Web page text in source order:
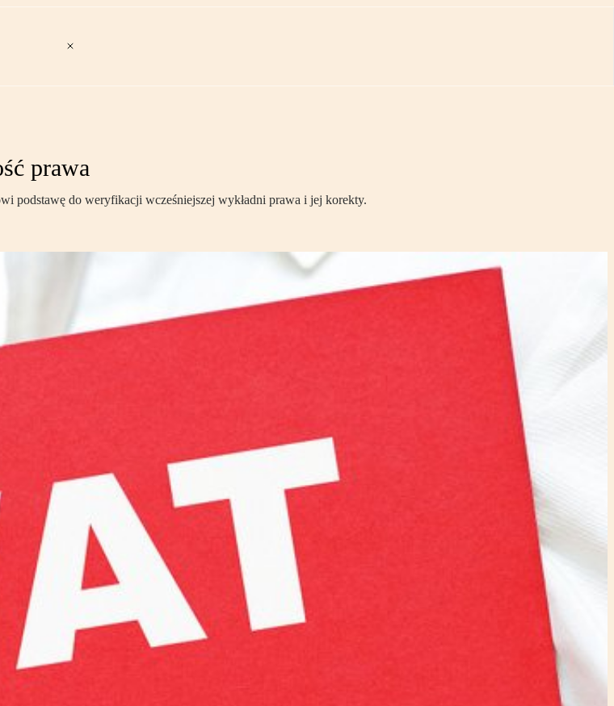
prawa
podstawę do weryfikacji wcześniejszej wykładni prawa i jej korekty.